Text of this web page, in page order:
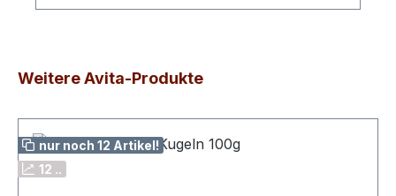
Produktgalerie überspringen
Weitere Avita-Produkte
nur noch 12 Artikel!
12 ..